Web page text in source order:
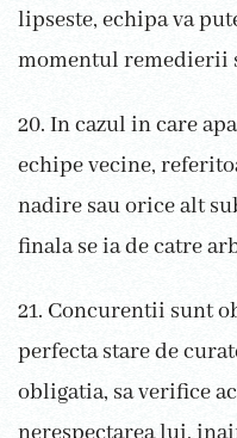
lipseste, echipa va
momentul remedierii
20. In cazul in care
echipe vecine,
nadire sau orice alt
finala se ia de catre
21. Concurentii sunt
perfecta stare de
obligatia, sa verifice